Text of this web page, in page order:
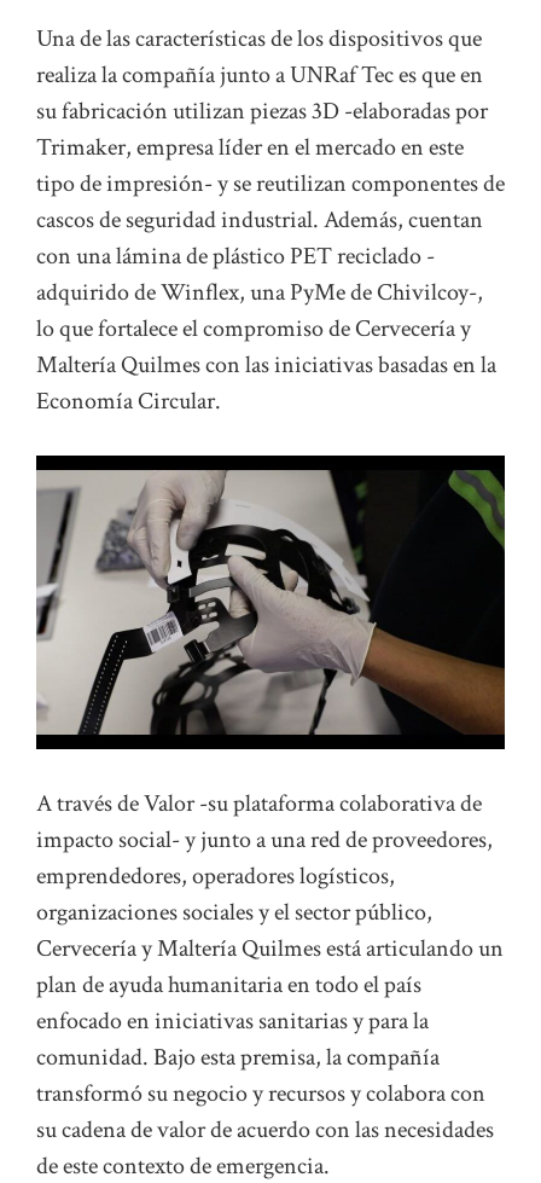
Una de las características de los dispositivos que
realiza la compañía junto a UNRaf Tec es que en
su fabricación utilizan piezas 3D -elaboradas por
Trimaker, empresa líder en el mercado en este
tipo de impresión- y se reutilizan componentes de
cascos de seguridad industrial. Además, cuentan
con una lámina de plástico PET reciclado -
adquirido de Winflex, una PyMe de Chivilcoy-,
lo que fortalece el compromiso de Cervecería y
Maltería Quilmes con las iniciativas basadas en la
Economía Circular.
A través de Valor -su plataforma colaborativa de
impacto social- y junto a una red de proveedores,
emprendedores, operadores logísticos,
organizaciones sociales y el sector público,
Cervecería y Maltería Quilmes está articulando un
plan de ayuda humanitaria en todo el país
enfocado en iniciativas sanitarias y para la
comunidad. Bajo esta premisa, la compañía
transformó su negocio y recursos y colabora con
su cadena de valor de acuerdo con las necesidades
de este contexto de emergencia.